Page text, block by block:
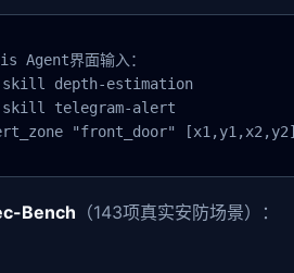
Agent界面输入：
skill depth-estimation
skill telegram-alert
"front_door"
Bench （143项真实安防场景）：